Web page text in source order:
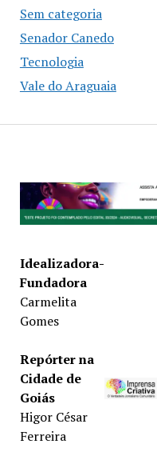
Sem categoria
Senador Canedo
Tecnologia
Vale do Araguaia
Idealizadora-
Fundadora
Carmelita
Gomes
Repórter na
Cidade de
Goiás
Higor César
Ferreira